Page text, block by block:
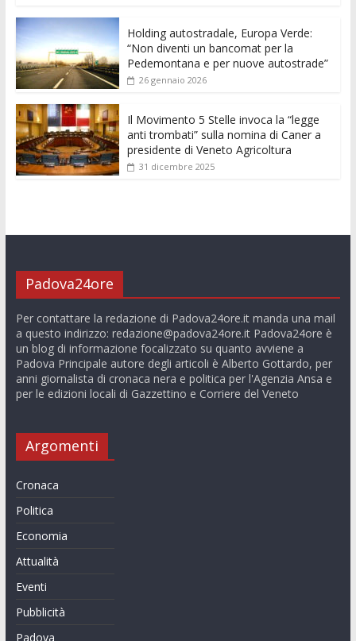
k
Holding autostradale, Europa Verde:
“Non diventi un bancomat per la
Pedemontana e per nuove autostrade”
26 gennaio 2026
Il Movimento 5 Stelle invoca la “legge
anti trombati” sulla nomina di Caner a
presidente di Veneto Agricoltura
31 dicembre 2025
Padova24ore
Per contattare la redazione di Padova24ore.it manda una mail
a questo indirizzo: redazione@padova24ore.itPadova24ore è
un blog di informazione focalizzato su quanto avviene a
Padova Principale autore degli articoli è Alberto Gottardo, per
anni giornalista di cronaca nera e politica per l'Agenzia Ansa e
per le edizioni locali di Gazzettino e Corriere del Veneto
Argomenti
Cronaca
Politica
Economia
Attualità
Eventi
Pubblicità
Padova